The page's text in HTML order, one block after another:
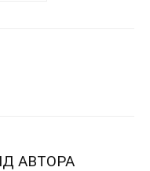
АВТОРА